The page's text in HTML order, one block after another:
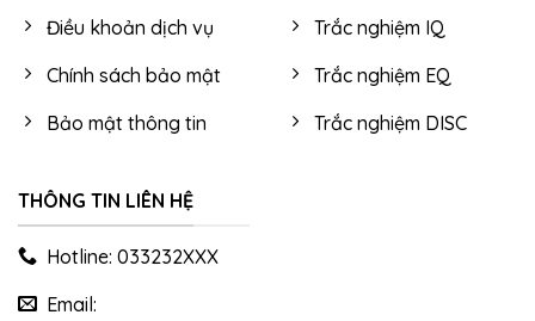
Điều khoản dịch vụ
Chính sách bảo mật
Bảo mật thông tin
Trắc nghiệm IQ
Trắc nghiệm EQ
Trắc nghiệm DISC
THÔNG TIN LIÊN HỆ
Hotline: 033232XXX
Email: